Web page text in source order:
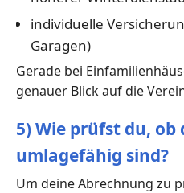
individuelle
Garagen)
Gerade bei
genauer Blick auf die
5) Wie prüfst du,
umlagefähig sind?
Um deine Abrechnung zu